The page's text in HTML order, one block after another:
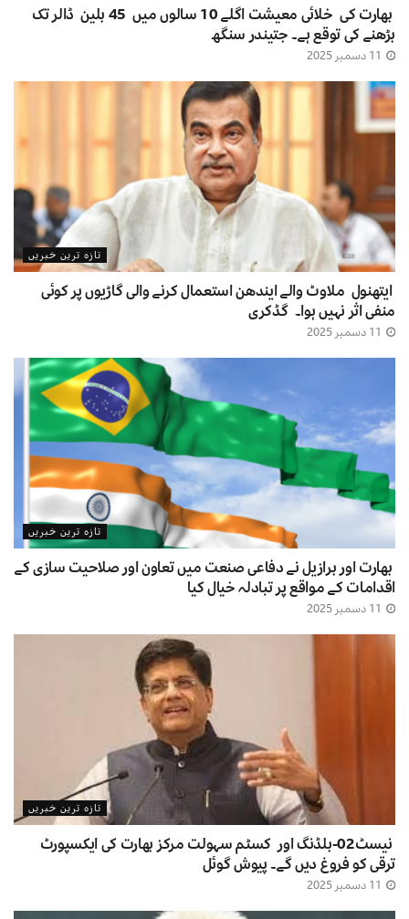
بھارت کی خلائی معیشت اگلے 10 سالوں میں 45 بلین ڈالر تک
بڑھنے کی توقع ہے۔ جتیندر سنگھ
تازہ ترین خبریں
ایتھنول ملاوٹ والے ایندھن استعمال کرنے والی گاڑیوں پر کوئی
منفی اثر نہیں ہوا۔ گڈکری
تازہ ترین خبریں
بھارت اور برازیل نے دفاعی صنعت میں تعاون اور صلاحیت سازی کے
اقدامات کے مواقع پر تبادلہ خیال کیا
تازہ ترین خبریں
نیسٹ02-بلڈنگ اور کسٹم سہولت مرکز بھارت کی ایکسپورٹ
ترقی کو فروغ دیں گے۔ پیوش گوئل